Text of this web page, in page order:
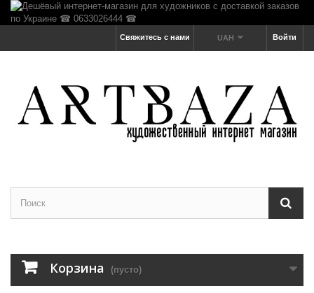
Войти
UAH
Свяжитесь с нами
Корзина (пусто)